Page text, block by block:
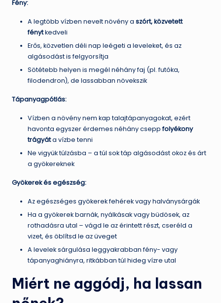
Fény:
A legtöbb vízben nevelt növény a szórt, közvetett
fénytkedveli
Erős, közvetlen déli nap leégeti a leveleket, és az
algásodást is felgyorsítja
Sötétebb helyen is megél néhány faj (pl. futóka,
filodendron), de lassabban növekszik
Tápanyagpótlás:
Vízben a növény nem kap talajtápanyagokat, ezért
havonta egyszer érdemes néhány cseppfolyékony
trágyáta vízbe tenni
Ne vigyük túlzásba – a túl sok táp algásodást okoz és árt
a gyökereknek
Gyökerek és egészség:
Az egészséges gyökerek fehérek vagy halványsárgák
Ha a gyökerek barnák, nyálkásak vagy büdösek, az
rothadásra utal – vágd le az érintett részt, cseréld a
vizet, és öblítsd le az üveget
A levelek sárgulása leggyakrabban fény- vagy
tápanyaghiányra, ritkábban túl hideg vízre utal
Miért ne aggódj, ha lassan